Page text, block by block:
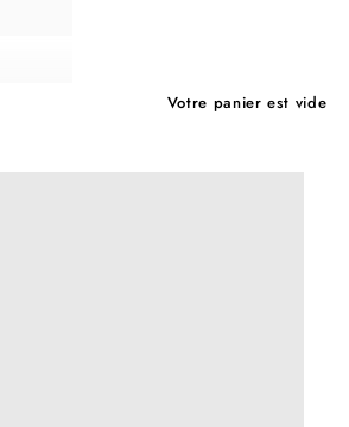
Votre panier est vide